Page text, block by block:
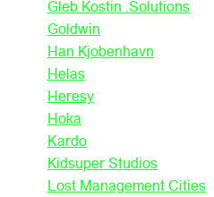
Gleb Kostin .Solutions
Goldwin
Han Kjobenhavn
Helas
Heresy
Hoka
Kardo
Kidsuper Studios
Lost Management Cities